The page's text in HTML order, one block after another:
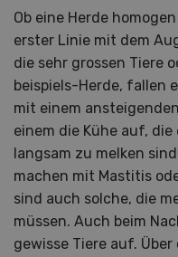
Ob eine Herde
erster Linie mit dem
die sehr grossen Tiere
beispiels-Herde, fallen
mit einem
einem die Kühe auf,
langsam zu melken
machen mit Mastitis
sind auch solche, die
müssen. Auch beim
gewisse Tiere auf.